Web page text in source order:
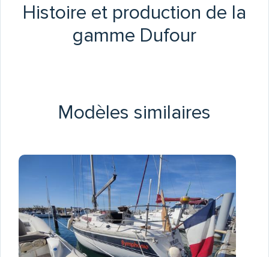
Histoire et production de la
gamme Dufour
Modèles similaires